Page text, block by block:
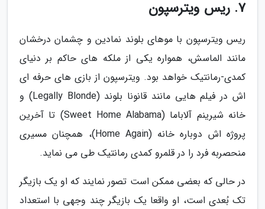
7. ریس ویترسپون
ریس ویترسپون با موهای بلوند نمادین و چشمان درخشان
مانند الماسش، همواره یکی از ملکه های حاکم بر دنیای
کمدی-رمانتیک خواهد بود. ویترسپون از بازی های حرفه ای
اش در فیلم هایی مانند قانونا بلوند (Legally Blonde) و
خانه شیرینم آلاباما (Sweet Home Alabama) تا آخرین
پروژه اش دوباره خانه (Home Again)، همچنان مسیری
منحصربه فرد را در قلمرو کمدی رمانتیک طی می نماید.
در حالی که بعضی ممکن است تصور نمایند که او یک بازیگر
تک بُعدی است، او واقعا یک بازیگر چند وجهی با استعداد